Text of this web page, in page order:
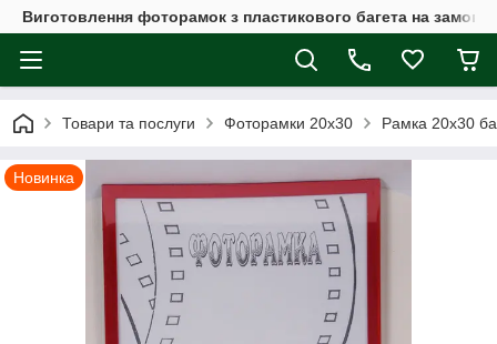
Виготовлення фоторамок з пластикового багета на
Товари та послуги Фоторамки 20х30 Рамка 20х30
Новинка